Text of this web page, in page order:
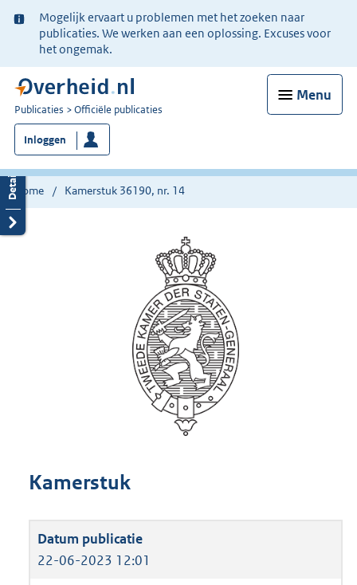
Ter
informatie:
Mogelijk ervaart u problemen met het zoeken naar
publicaties. We werken aan een oplossing. Excuses voor
het ongemak.
Menu
U
bent
nu
hier:
Publicaties Officiële publicaties
Inloggen
Home Kamerstuk 36190, nr. 14
Kamerstuk
22-06-2023 12:01